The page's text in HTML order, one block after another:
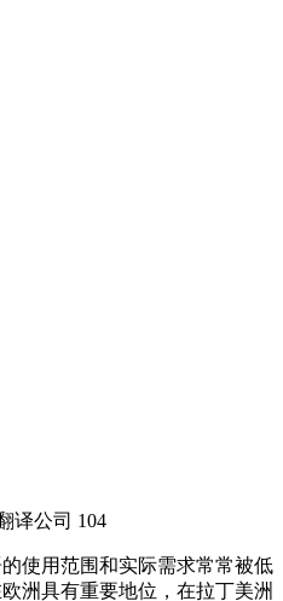
译公司 104
使用范围和实际需求常常被低
洲具有重要地位，在拉丁美洲